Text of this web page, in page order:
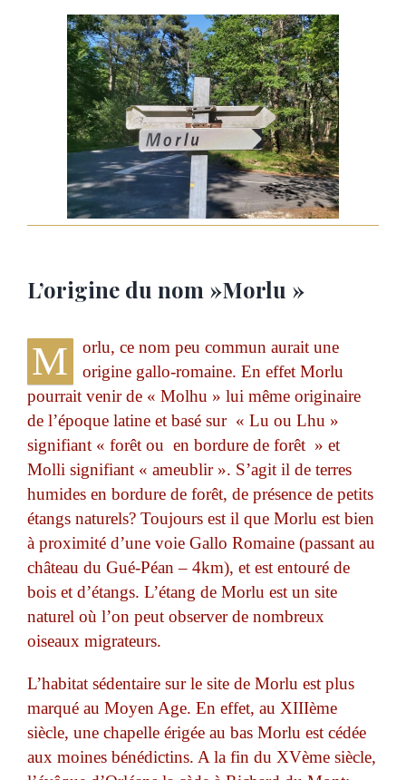
L’origine du nom »Morlu »
M
orlu, ce nom peu commun aurait une
origine gallo-romaine. En effet Morlu
pourrait venir de « Molhu » lui même originaire
de l’époque latine et basé sur « Lu ou Lhu »
signifiant « forêt ou en bordure de forêt » et
Molli signifiant « ameublir ». S’agit il de terres
humides en bordure de forêt, de présence de petits
étangs naturels? Toujours est il que Morlu est bien
à proximité d’une voie Gallo Romaine (passant au
château du Gué-Péan – 4km), et est entouré de
bois et d’étangs. L’étang de Morlu est un site
naturel où l’on peut observer de nombreux
oiseaux migrateurs.
L’habitat sédentaire sur le site de Morlu est plus
marqué au Moyen Age. En effet, au XIIIème
siècle, une chapelle érigée au bas Morlu est cédée
aux moines bénédictins. A la fin du XVème siècle,